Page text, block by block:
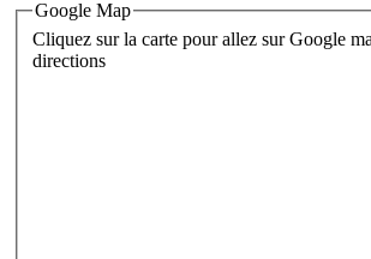
Google Map
Cliquez sur la carte pour allez sur Google
directions